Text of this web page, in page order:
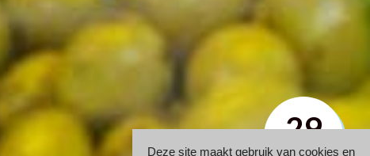
29
APR
Deze site maakt gebruik van cookies en